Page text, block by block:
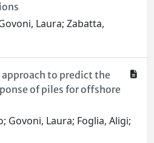
Laura; Zabatta,
to predict the
of piles for offshore
Govoni, Laura; Foglia, Aligi;